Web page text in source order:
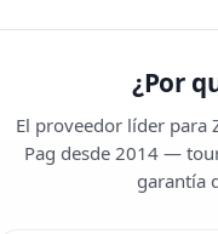
¿Por
El proveedor líder para
Pag desde 2014 —
garantía